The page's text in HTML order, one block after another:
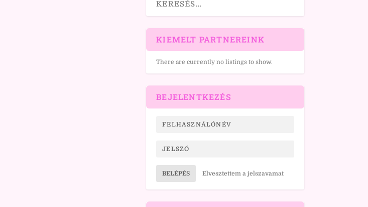
KIEMELT PARTNEREINK
There are currently no listings to show.
BEJELENTKEZÉS
BELÉPÉS Elvesztettem a jelszavamat